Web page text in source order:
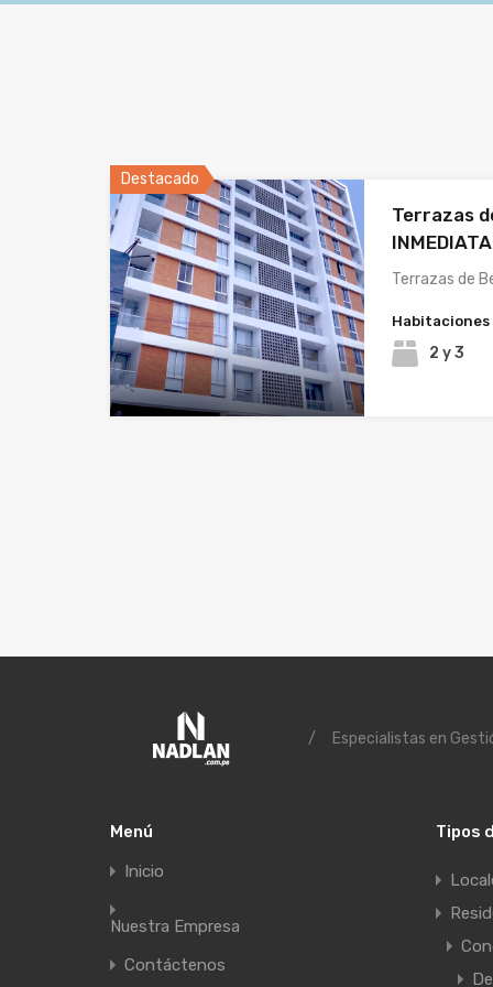
Destacado
Terrazas
INMEDIATA
Terrazas de
Habitaciones
2 y 3
/ Especialistas en
Menú
Inicio
Nuestra Empresa
Contáctenos
Tipos